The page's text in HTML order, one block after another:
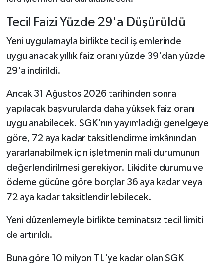
Tecil Faizi Yüzde 29'a Düşürüldü
Yeni uygulamayla birlikte tecil işlemlerinde
uygulanacak yıllık faiz oranı yüzde 39'dan yüzde
29'a indirildi.
Ancak 31 Ağustos 2026 tarihinden sonra
yapılacak başvurularda daha yüksek faiz oranı
uygulanabilecek. SGK'nın yayımladığı genelgeye
göre, 72 aya kadar taksitlendirme imkânından
yararlanabilmek için işletmenin mali durumunun
değerlendirilmesi gerekiyor. Likidite durumu ve
ödeme gücüne göre borçlar 36 aya kadar veya
72 aya kadar taksitlendirilebilecek.
Yeni düzenlemeyle birlikte teminatsız tecil limiti
de artırıldı.
Buna göre 10 milyon TL'ye kadar olan SGK